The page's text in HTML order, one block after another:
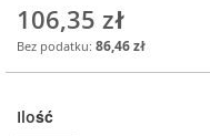
106,35 zł
86,46 zł
Ilość